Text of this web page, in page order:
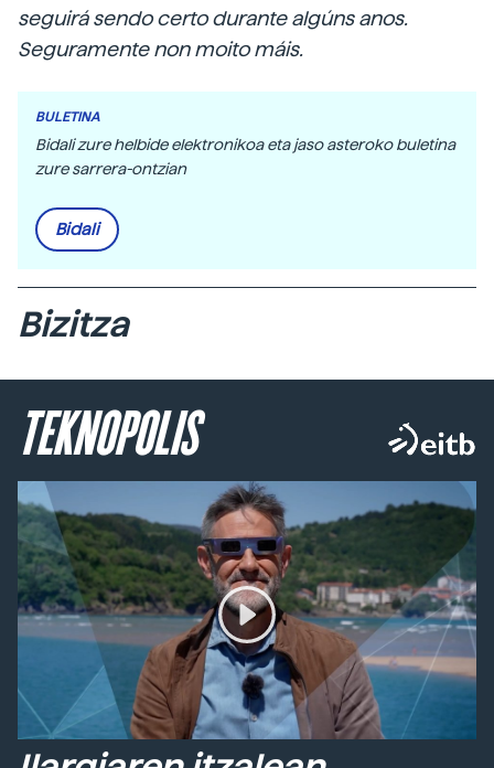
seguirá sendo certo durante algúns anos.
Seguramente non moito máis.
BULETINA
Bidali zure helbide elektronikoa eta jaso asteroko buletina
zure sarrera-ontzian
Bidali
Bizitza
TEKNOPOLIS